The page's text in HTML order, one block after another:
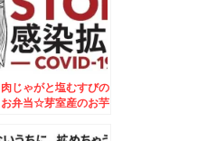
肉じゃがと塩むすびの
お弁当☆芽室産のお芋
～＾＾